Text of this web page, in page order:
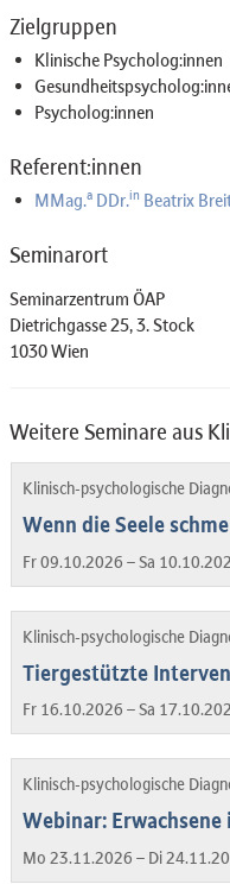
Zielgruppen
Klinische Psycholog:innen
Psycholog:innen
Referent:innen
MMag.a DDr.in Beatrix
Seminarort
Seminarzentrum ÖAP
Dietrichgasse 25, 3. Stock
1030 Wien
Weitere Seminare aus
Klinisch-psychologische
Wenn die Seele
Fr 09.10.2026 – Sa
Klinisch-psychologische
Tiergestützte
Fr 16.10.2026 – Sa
Klinisch-psychologische
Webinar:
Mo 23.11.2026 – Di